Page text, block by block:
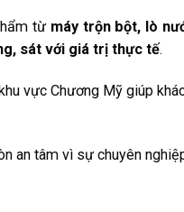
từ máy trộn bột, lò
sát với giá trị thực tế.
vực Chương Mỹ giúp
an tâm vì sự chuyên